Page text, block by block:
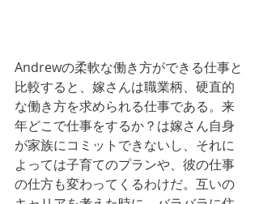
Andrewの柔軟な働き方ができる仕事と
比較すると、嫁さんは職業柄、硬直的
な働き方を求められる仕事である。来
年どこで仕事をするか？は嫁さん自身
が家族にコミットできないし、それに
よっては子育てのプランや、彼の仕事
の仕方も変わってくるわけだ。互いの